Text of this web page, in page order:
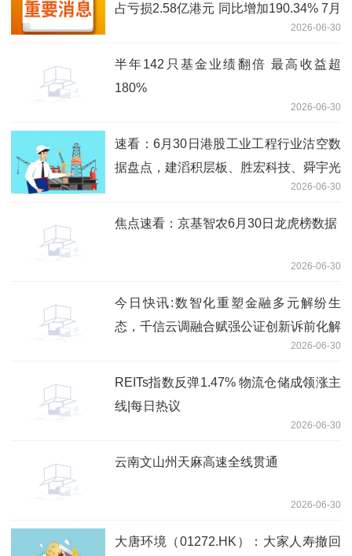
占亏损2.58亿港元 同比增加190.34% 7月
2026-06-30
半年142只基金业绩翻倍 最高收益超
180%
2026-06-30
速看：6月30日港股工业工程行业沽空数
据盘点，建滔积层板、胜宏科技、舜宇光
2026-06-30
焦点速看：京基智农6月30日龙虎榜数据
2026-06-30
今日快讯:数智化重塑金融多元解纷生
态，千信云调融合赋强公证创新诉前化解
2026-06-30
REITs指数反弹1.47% 物流仓储成领涨主
线|每日热议
2026-06-30
云南文山州天麻高速全线贯通
2026-06-30
大唐环境（01272.HK）：大家人寿撤回